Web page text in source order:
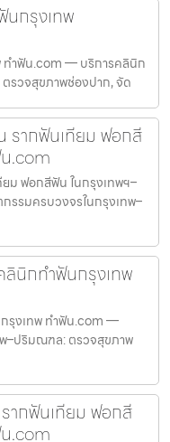
กรุงเทพ
ำฟัน.com — บริการคลินิก
รวจสุขภาพช่องปาก, จัด
รากฟันเทียม ฟอกสี
.com
ม ฟอกสีฟัน ในกรุงเทพฯ–
รมครบวงจรในกรุงเทพ–
นิกทำฟันกรุงเทพ
รุงเทพ ทำฟัน.com —
–ปริมณฑล: ตรวจสุขภาพ
ากฟันเทียม ฟอกสี
.com